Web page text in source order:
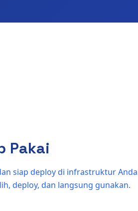
Pakai
siap deploy di infrastruktur
deploy, dan langsung gunakan.